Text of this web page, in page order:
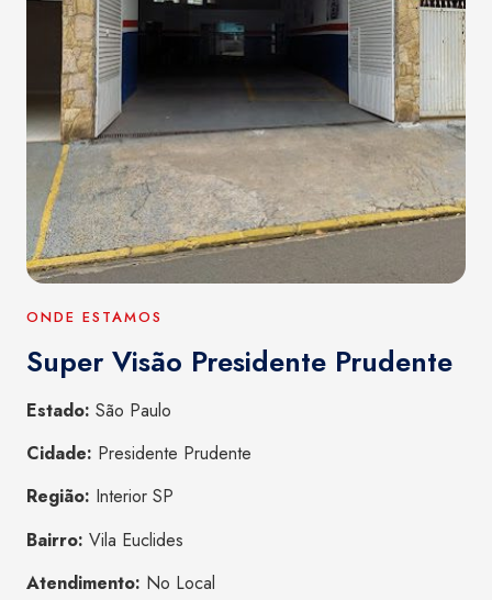
ONDE ESTAMOS
Super Visão Presidente Prudente
Estado: São Paulo
Cidade: Presidente Prudente
Região: Interior SP
Bairro: Vila Euclides
Atendimento: No Local